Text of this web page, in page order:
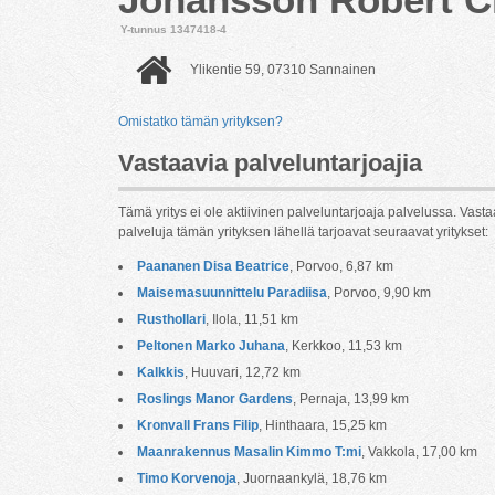
Y-tunnus 1347418-4
Ylikentie 59, 07310 Sannainen
Omistatko tämän yrityksen?
Vastaavia palveluntarjoajia
Tämä yritys ei ole aktiivinen palveluntarjoaja palvelussa.
palveluja tämän yrityksen lähellä tarjoavat seuraavat yritykset:
Paananen Disa Beatrice, Porvoo, 6,87 km
Maisemasuunnittelu Paradiisa, Porvoo, 9,90 km
Rusthollari, Ilola, 11,51 km
Peltonen Marko Juhana, Kerkkoo, 11,53 km
Kalkkis, Huuvari, 12,72 km
Roslings Manor Gardens, Pernaja, 13,99 km
Kronvall Frans Filip, Hinthaara, 15,25 km
Maanrakennus Masalin Kimmo T:mi, Vakkola, 17,00 km
Timo Korvenoja, Juornaankylä, 18,76 km